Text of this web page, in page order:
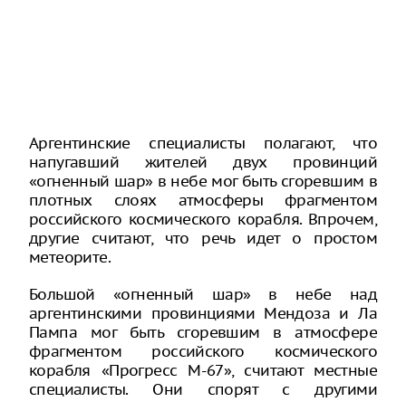
Аргентинские специалисты полагают, что
напугавший жителей двух провинций
«огненный шар» в небе мог быть сгоревшим в
плотных слоях атмосферы фрагментом
российского космического корабля. Впрочем,
другие считают, что речь идет о простом
метеорите.
Большой «огненный шар» в небе над
аргентинскими провинциями Мендоза и Ла
Пампа мог быть сгоревшим в атмосфере
фрагментом российского космического
корабля «Прогресс М-67», считают местные
специалисты. Они спорят с другими